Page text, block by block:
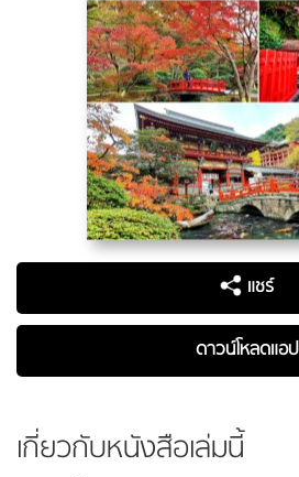
แชร์
ดาวน์โหลดแอป
เกี่ยวกับหนังสือเล่มนี้